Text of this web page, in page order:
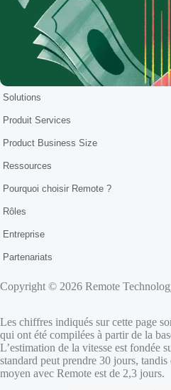
Solutions
Produit Services
Product Business Size
Ressources
Pourquoi choisir Remote ?
Rôles
Entreprise
Partenariats
Copyright © 2026 Remote
Les chiffres indiqués sur cette page
qui ont été compilées à partir de la
L’estimation de la vitesse est fondée
standard peut prendre 30 jours,
moyen avec Remote est de 2,3 jours.